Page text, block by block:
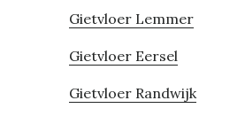
Gietvloer Lemmer
Gietvloer Eersel
Gietvloer Randwijk